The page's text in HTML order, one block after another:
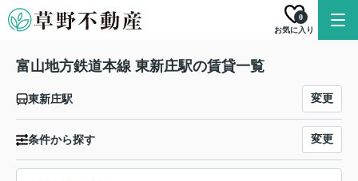
お気に入り
0
富山地方鉄道本線 東新庄駅の賃貸一覧
東新庄駅 変更
条件から探す 変更